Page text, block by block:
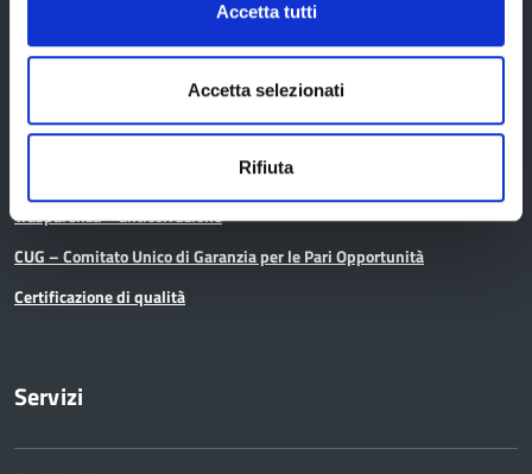
Accetta tutti
Accetta selezionati
Rifiuta
Elezioni Provinciali del 29/09/2024
Elezioni del Presidente della Provincia del 28/01/2023
Elezioni provinciali – Archivio
Atti generali
Trasparenza – anticorruzione
CUG – Comitato Unico di Garanzia per le Pari Opportunità
Certificazione di qualità
Servizi